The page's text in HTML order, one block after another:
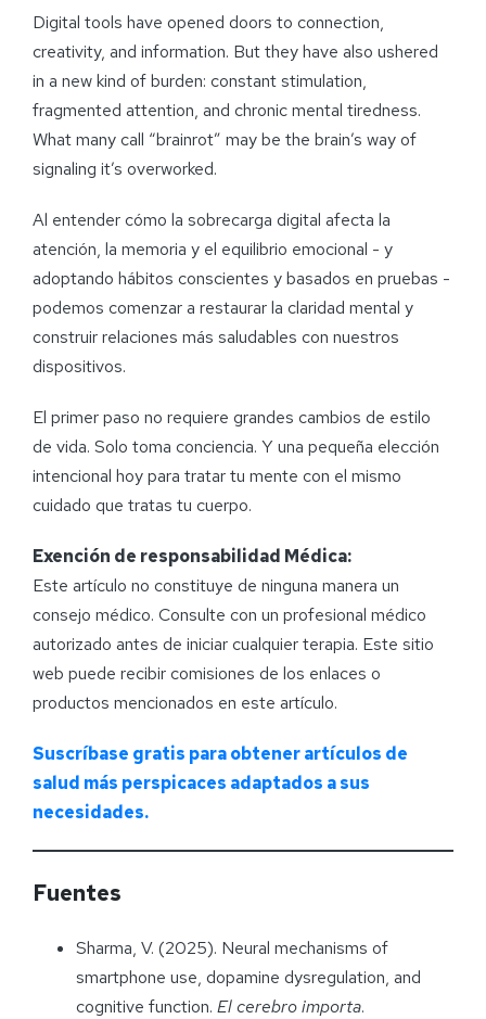
Digital tools have opened doors to connection,
creativity, and information. But they have also ushered
in a new kind of burden: constant stimulation,
fragmented attention, and chronic mental tiredness.
What many call “brainrot” may be the brain’s way of
signaling it’s overworked.
Al entender cómo la sobrecarga digital afecta la
atención, la memoria y el equilibrio emocional - y
adoptando hábitos conscientes y basados en pruebas -
podemos comenzar a restaurar la claridad mental y
construir relaciones más saludables con nuestros
dispositivos.
El primer paso no requiere grandes cambios de estilo
de vida. Solo toma conciencia. Y una pequeña elección
intencional hoy para tratar tu mente con el mismo
cuidado que tratas tu cuerpo.
Exención de responsabilidad Médica:
Este artículo no constituye de ninguna manera un
consejo médico. Consulte con un profesional médico
autorizado antes de iniciar cualquier terapia. Este sitio
web puede recibir comisiones de los enlaces o
productos mencionados en este artículo.
Suscríbase gratis para obtener artículos de
salud más perspicaces adaptados a sus
necesidades.
Fuentes
Sharma, V. (2025). Neural mechanisms of
smartphone use, dopamine dysregulation, and
cognitive function. El cerebro importa.